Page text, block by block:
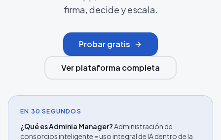
firma, decide y escala.
Probar gratis
Ver plataforma completa
EN 30 SEGUNDOS
¿Qué es Adminia Manager?Administración de
consorcios inteligente = uso integral de IA dentro de la